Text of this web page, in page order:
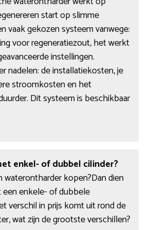
start op slimme
vaak gekozen systeem vanwege:
voor regeneratiezout, het werkt
instellingen.
nadelen: de installatiekosten, je
stroomkosten en het
Dit systeem is beschikbaar
enkel- of dubbel cilinder?
waterontharder kopen?Dan dien
enkele- of dubbele
verschil in prijs komt uit rond de
wat zijn de grootste verschillen?